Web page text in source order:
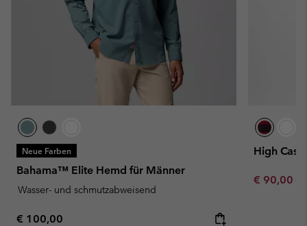
Neue Farben
Bahama™ Elite Hemd für Männer
Wasser- und schmutzabweisend
Regular price:
€ 100,00
High
Sale price:
€ 90,00€